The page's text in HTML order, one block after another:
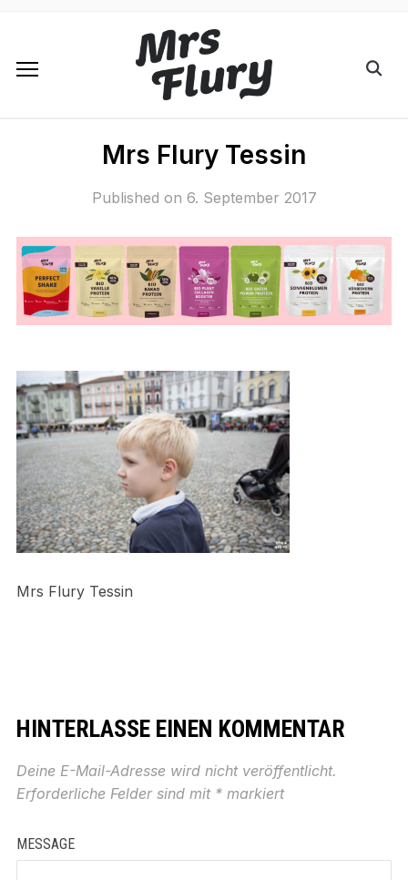
Mrs Flury Tessin
Published on 6. September 2017
Mrs Flury Tessin
HINTERLASSE EINEN KOMMENTAR
Deine E-Mail-Adresse wird nicht veröffentlicht.
Erforderliche Felder sind mit *markiert
MESSAGE